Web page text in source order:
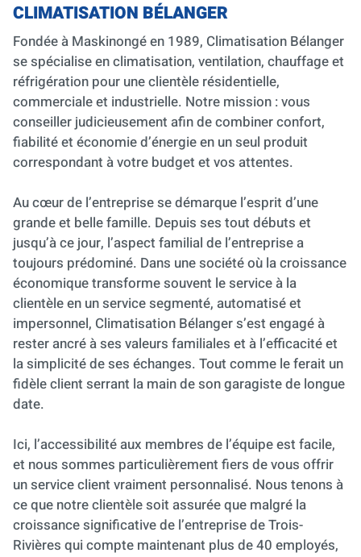
CLIMATISATION BÉLANGER
Fondée à Maskinongé en 1989, Climatisation Bélanger
se spécialise en climatisation, ventilation, chauffage et
réfrigération pour une clientèle résidentielle,
commerciale et industrielle. Notre mission : vous
conseiller judicieusement afin de combiner confort,
fiabilité et économie d’énergie en un seul produit
correspondant à votre budget et vos attentes.
Au cœur de l’entreprise se démarque l’esprit d’une
grande et belle famille. Depuis ses tout débuts et
jusqu’à ce jour, l’aspect familial de l’entreprise a
toujours prédominé. Dans une société où la croissance
économique transforme souvent le service à la
clientèle en un service segmenté, automatisé et
impersonnel, Climatisation Bélanger s’est engagé à
rester ancré à ses valeurs familiales et à l’efficacité et
la simplicité de ses échanges. Tout comme le ferait un
fidèle client serrant la main de son garagiste de longue
date.
Ici, l’accessibilité aux membres de l’équipe est facile,
et nous sommes particulièrement fiers de vous offrir
un service client vraiment personnalisé. Nous tenons à
ce que notre clientèle soit assurée que malgré la
croissance significative de l’entreprise de Trois-
Rivières qui compte maintenant plus de 40 employés,